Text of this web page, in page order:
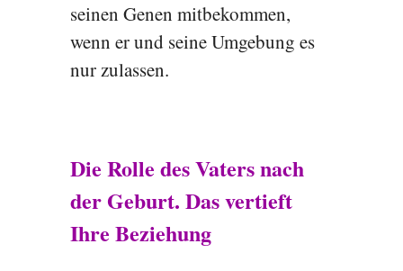
seinen Genen mitbekommen,
wenn er und seine Umgebung es
nur zulassen.
Die Rolle des Vaters nach
der Geburt. Das vertieft
Ihre Beziehung